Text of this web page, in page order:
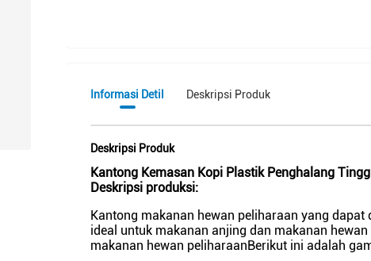
Informasi Detil Deskripsi Produk
Deskripsi Produk
Kantong Kemasan Kopi Plastik Penghalang
Deskripsi produksi:
Kantong makanan hewan peliharaan yang
ideal untuk makanan anjing dan makanan
makanan hewan peliharaanBerikut ini adalah